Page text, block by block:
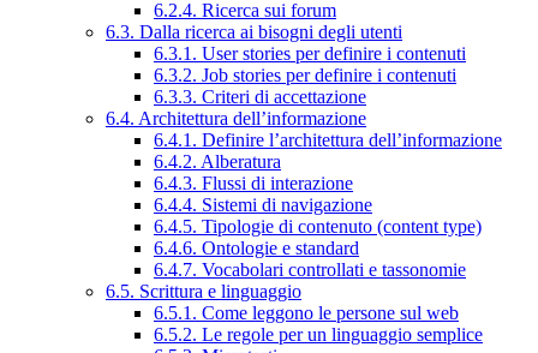
6.2.4. Ricerca sui forum
6.3. Dalla ricerca ai bisogni degli utenti
6.3.1. User stories per definire i contenuti
6.3.2. Job stories per definire i contenuti
6.3.3. Criteri di accettazione
6.4. Architettura dell’informazione
6.4.1. Definire l’architettura dell’informazione
6.4.2. Alberatura
6.4.3. Flussi di interazione
6.4.4. Sistemi di navigazione
6.4.5. Tipologie di contenuto (content type)
6.4.6. Ontologie e standard
6.4.7. Vocabolari controllati e tassonomie
6.5. Scrittura e linguaggio
6.5.1. Come leggono le persone sul web
6.5.2. Le regole per un linguaggio semplice